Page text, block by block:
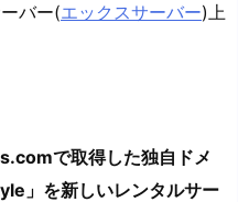
バー(エックスサーバー)上
で取得した独自ドメ
」を新しいレンタルサー